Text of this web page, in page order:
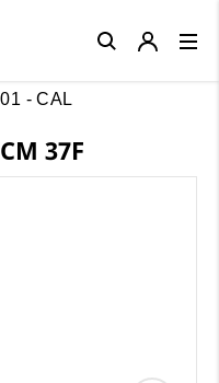
- CAL
37F
Close